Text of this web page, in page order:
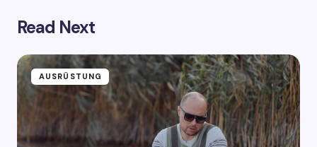
Read Next
AUSRÜSTUNG